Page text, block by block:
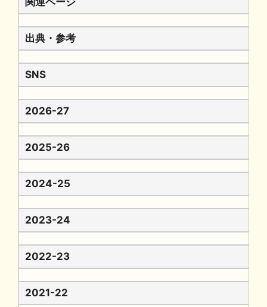
出典・参考
SNS
2026-27
2025-26
2024-25
2023-24
2022-23
2021-22